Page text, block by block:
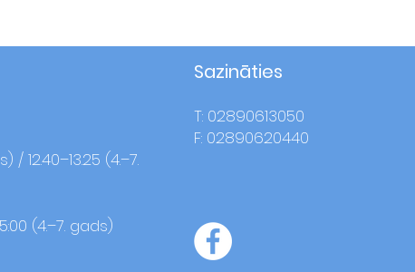
/ 12.40–13.25 (4.–7.
(4.–7. gads)
Sazināties
T: 02890613050
F: 02890620440